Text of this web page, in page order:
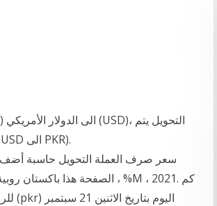
تلقائيا مع الادخال. أيضا، يمكنك التحويل في الاتجاه العكسي (من USD الى PKR).